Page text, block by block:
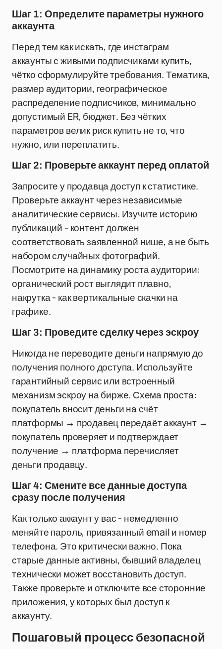
Шаг 1: Определите параметры нужного
аккаунта
Перед тем как искать, где инстаграм
аккаунты с живыми подписчиками купить,
чётко сформулируйте требования. Тематика,
размер аудитории, географическое
распределение подписчиков, минимально
допустимый ER, бюджет. Без чётких
параметров велик риск купить не то, что
нужно, или переплатить.
Шаг 2: Проверьте аккаунт перед оплатой
Запросите у продавца доступ к статистике.
Проверьте аккаунт через независимые
аналитические сервисы. Изучите историю
публикаций - контент должен
соответствовать заявленной нише, а не быть
набором случайных фотографий.
Посмотрите на динамику роста аудитории:
органический рост выглядит плавно,
накрутка - как вертикальные скачки на
графике.
Шаг 3: Проведите сделку через эскроу
Никогда не переводите деньги напрямую до
получения полного доступа. Используйте
гарантийный сервис или встроенный
механизм эскроу на бирже. Схема проста:
покупатель вносит деньги на счёт
платформы → продавец передаёт аккаунт →
покупатель проверяет и подтверждает
получение → платформа перечисляет
деньги продавцу.
Шаг 4: Смените все данные доступа
сразу после получения
Как только аккаунт у вас - немедленно
меняйте пароль, привязанный email и номер
телефона. Это критически важно. Пока
старые данные активны, бывший владелец
технически может восстановить доступ.
Также проверьте и отключите все сторонние
приложения, у которых был доступ к
аккаунту.
Пошаговый процесс безопасной